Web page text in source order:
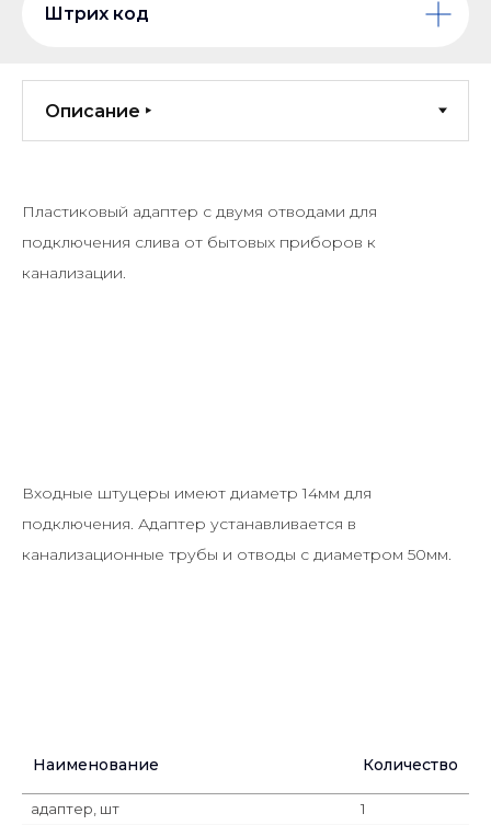
Штрих код
Пластиковый адаптер с двумя отводами для
подключения слива от бытовых приборов к
канализации.
Входные штуцеры имеют диаметр 14мм для
подключения. Адаптер устанавливается в
канализационные трубы и отводы с диаметром 50мм.
Наименование Количество
адаптер, шт 1